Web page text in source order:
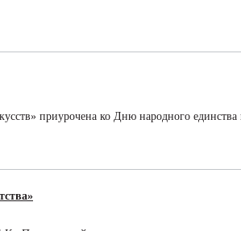
приурочена ко Дню народного